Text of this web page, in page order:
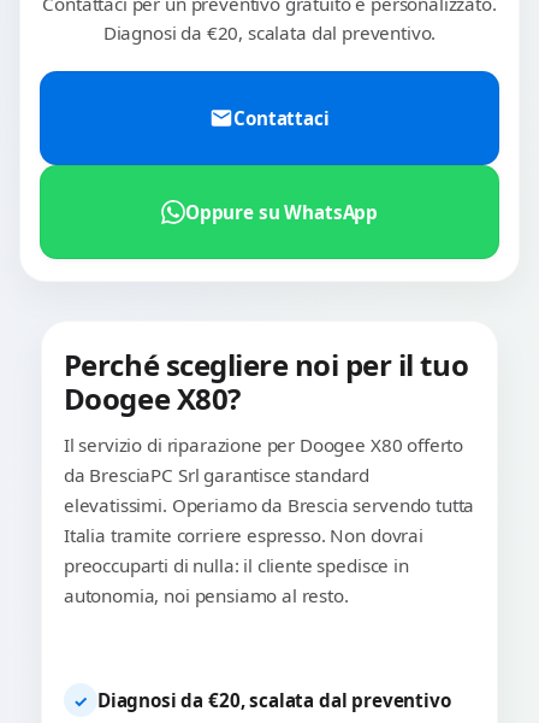
Diagnosi da €20, scalata dal preventivo.
Contattaci
Oppure su WhatsApp
Perché scegliere noi per il tuo
Doogee X80?
Il servizio di riparazione per Doogee X80 offerto
da BresciaPC Srl garantisce standard
elevatissimi. Operiamo da Brescia servendo tutta
Italia tramite corriere espresso. Non dovrai
preoccuparti di nulla: il cliente spedisce in
autonomia, noi pensiamo al resto.
✓ Diagnosi da €20, scalata dal preventivo